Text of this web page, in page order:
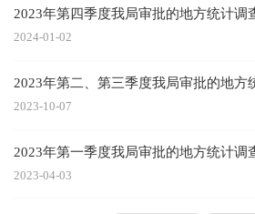
2023年第四季度我局审批的地方统计调
2024-01-02
2023年第二、第三季度我局审批的地方
2023-10-07
2023年第一季度我局审批的地方统计调
2023-04-03